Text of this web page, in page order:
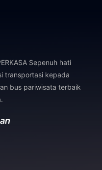
Sepenuh hati
transportasi kepada
bus pariwisata terbaik